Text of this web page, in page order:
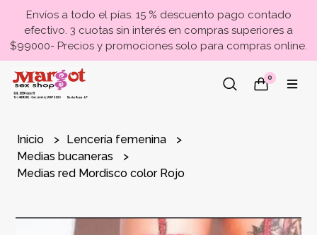
Envíos a todo el pías. 15 % descuento pago contado
efectivo. 3 cuotas sin interés en compras superiores a
$99000- Precios y promociones solo para compras online.
0
Inicio
Lencería femenina
Medias bucaneras
Medias red Mordisco color Rojo